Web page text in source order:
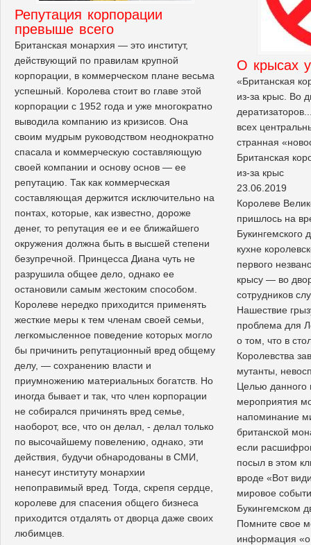
Репутация корпорации
превыше всего
Британская монархия — это институт,
действующий по правилам крупной
корпорации, в коммерческом плане весьма
успешный. Королева стоит во главе этой
корпорации с 1952 года и уже многократно
выводила компанию из кризисов. Она
своим мудрым руководством неоднократно
спасала и коммерческую составляющую
своей компании и основу основ — ее
репутацию. Так как коммерческая
составляющая держится исключительно на
понтах, которые, как известно, дороже
денег, то репутация ее и ее ближайшего
окружения должна быть в высшей степени
безупречной. Принцесса Диана чуть не
разрушила общее дело, однако ее
остановили самым жестоким способом.
Королеве нередко приходится применять
жесткие меры к тем членам своей семьи,
легкомысленное поведение которых могло
бы причинить репутационный вред общему
делу, — сохранению власти и
приумножению материальных богатств. Но
иногда бывает и так, что член корпорации
не собирался причинять вред семье,
наоборот, все, что он делал, - делал только
по высочайшему повелению, однако, эти
действия, будучи обнародованы в СМИ,
нанесут институту монархии
непоправимый вред. Тогда, скрепя сердце,
королеве для спасения общего бизнеса
приходится отдалять от дворца даже своих
любимцев.
О крысах
«Британская
из-за крыс. Во
всех
странная
Британская
из-за крыс
23.06.2019
Королеве
пришлось на
Букингемского
кухне
первого
крысу — во
сотрудников
Нашествие
проблема для
о том, что в
Королевства
мутанты,
Целью
мероприятия
напоминание
британской
если
посыл в этом
вроде «Вот
мировое
Букингемском
Помните свое
информация «о